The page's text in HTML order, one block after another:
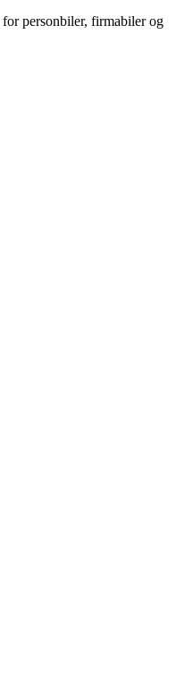
personbiler, firmabiler og